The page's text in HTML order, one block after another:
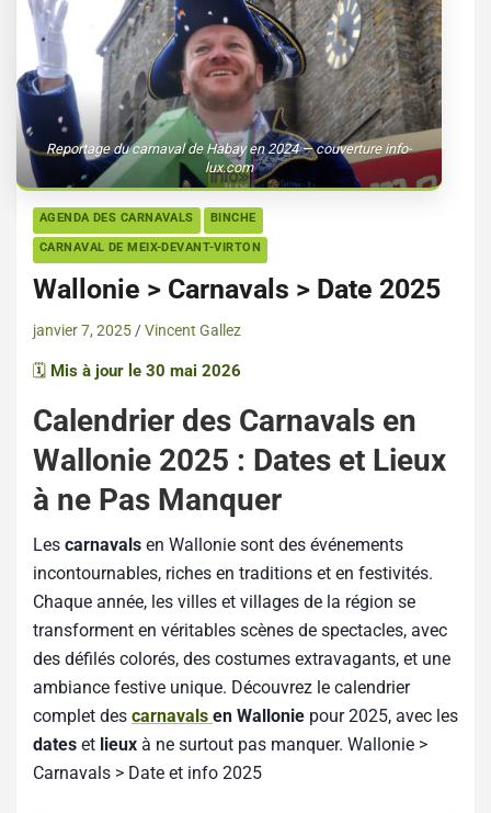
Reportage du carnaval de Habay en 2024 — couverture info-
lux.com
AGENDA DES CARNAVALS BINCHE
CARNAVAL DE MEIX-DEVANT-VIRTON
Wallonie > Carnavals > Date 2025
janvier 7, 2025 Vincent Gallez
🗓️ Mis à jour le 30 mai 2026
Calendrier des Carnavals en
Wallonie 2025 : Dates et Lieux
à ne Pas Manquer
Les carnavals en Wallonie sont des événements
incontournables, riches en traditions et en festivités.
Chaque année, les villes et villages de la région se
transforment en véritables scènes de spectacles, avec
des défilés colorés, des costumes extravagants, et une
ambiance festive unique. Découvrez le calendrier
complet des carnavals en Wallonie pour 2025, avec les
dates et lieux à ne surtout pas manquer. Wallonie >
Carnavals > Date et info 2025